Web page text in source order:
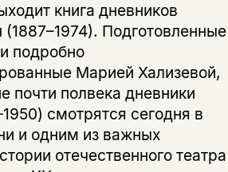
книга дневников
Подготовленные
подробно
Марией Хализевой,
почти полвека дневники
смотрятся сегодня в
и одним из важных
отечественного театра
Вконтакте Телеграм Дзен